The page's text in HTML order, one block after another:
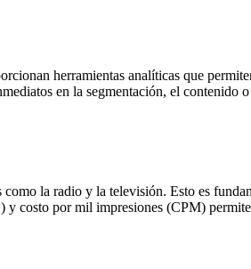
herramientas analíticas que
en la segmentación, el contenido
la radio y la televisión. Esto es
costo por mil impresiones (CPM)